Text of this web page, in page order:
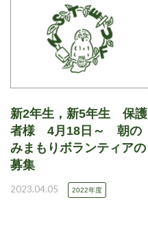
新2年生，新5年生 保護
者様 4月18日～ 朝の
みまもりボランティアの
募集
2023.04.05 2022年度